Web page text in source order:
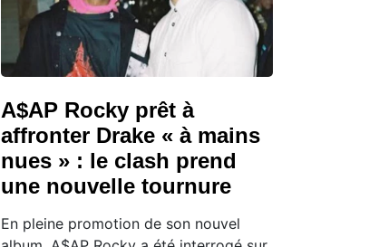
A$AP Rocky prêt à
affronter Drake « à mains
nues » : le clash prend
une nouvelle tournure
En pleine promotion de son nouvel